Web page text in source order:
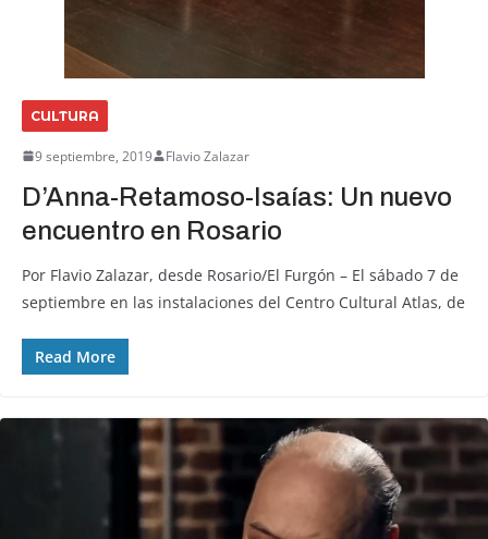
CULTURA
9 septiembre, 2019 Flavio Zalazar
D’Anna-Retamoso-Isaías: Un nuevo
encuentro en Rosario
Por Flavio Zalazar, desde Rosario/El Furgón – El sábado 7 de
septiembre en las instalaciones del Centro Cultural Atlas, de
Read More